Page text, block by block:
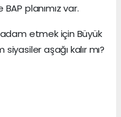
planımız var.
etmek için Büyük
aşağı kalır mı?